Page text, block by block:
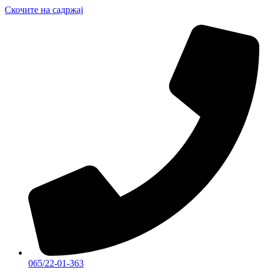
Скочите на садржај
065/22-01-363